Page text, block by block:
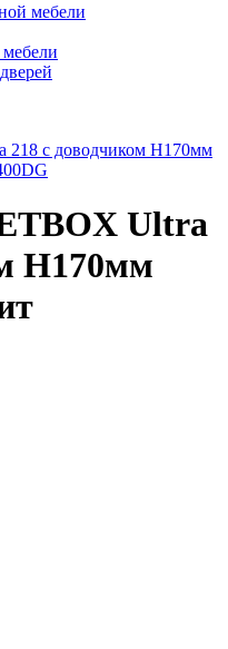
мебели
218 с доводчиком Н170мм
Ultra
Н170мм